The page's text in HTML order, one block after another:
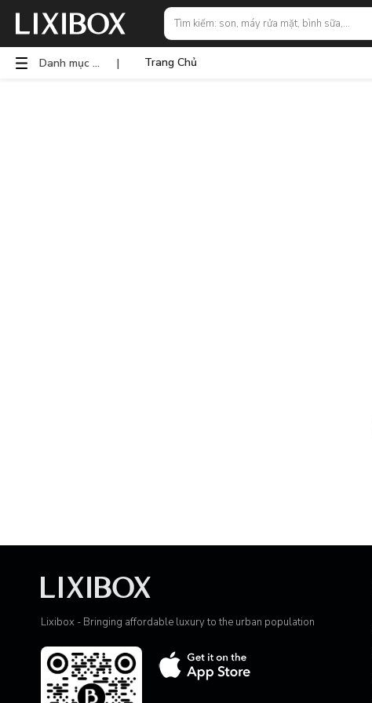
Danh mục sản phẩm | Trang Chủ
Lixibox - Bringing affordable luxury to the urban population